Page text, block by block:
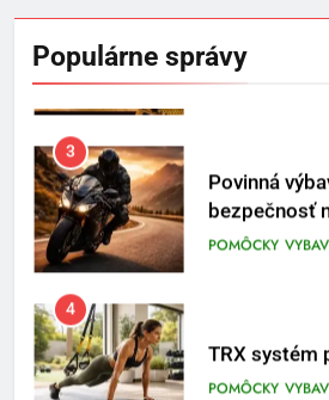
Populárne správy
Temu
POMÔCKY
bezpečnosť
POMÔCKY
POMÔCKY